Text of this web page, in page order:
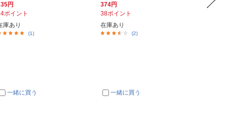
円
ポイント
庫あり
(1)
一緒に買う
374円
38ポイント
在庫あり
(2)
一緒に買う
698円